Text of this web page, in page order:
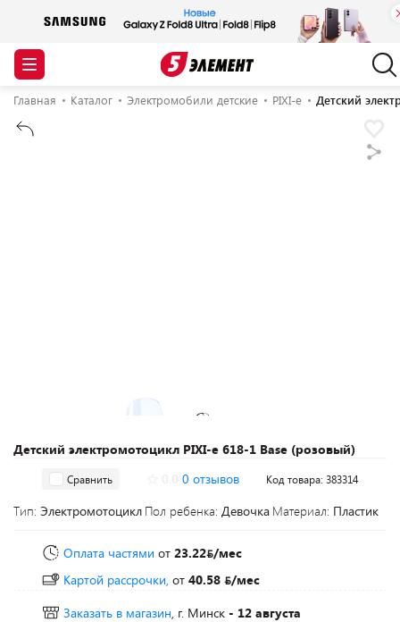
Главная Каталог Электромобили детские PIXI-e Детский
Детский электромотоцикл PIXI-e 618-1 Base (розовый)
Сравнить 0 отзывов Код товара: 383314
Тип: Электромотоцикл Пол ребенка: Девочка Материал: Пластик
Оплата частями от 23.22 /мес
Картой рассрочки, от 40.58
/мес
Заказать в магазин, г. Минск - 12 августа